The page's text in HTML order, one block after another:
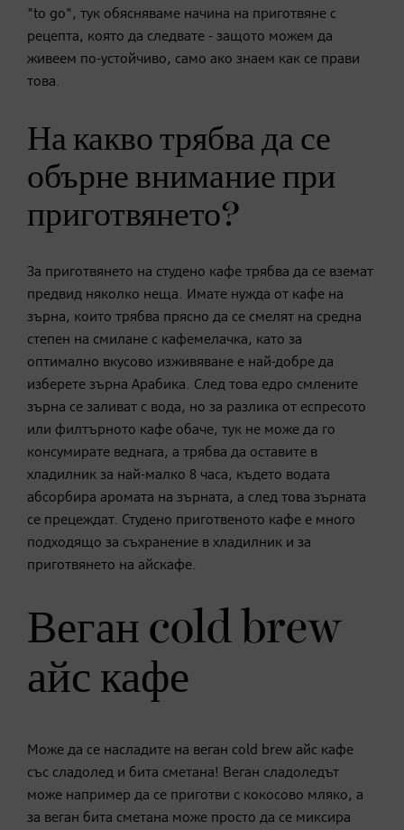
"to go", тук обясняваме начина на приготвяне с
рецепта, която да следвате - защото можем да
живеем по-устойчиво, само ако знаем как се прави
това.
На какво трябва да се
обърне внимание при
приготвянето?
За приготвянето на студено кафе трябва да се вземат
предвид няколко неща. Имате нужда от кафе на
зърна, които трябва прясно да се смелят на средна
степен на смилане с кафемелачка, като за
оптимално вкусово изживяване е най-добре да
изберете зърна Арабика. След това едро смлените
зърна се заливат с вода, но за разлика от еспресото
или филтърното кафе обаче, тук не може да го
консумирате веднага, а трябва да оставите в
хладилник за най-малко 8 часа, където водата
абсорбира аромата на зърната, а след това зърната
се прецеждат. Студено приготвеното кафе е много
подходящо за съхранение в хладилник и за
приготвянето на айскафе.
Веган cold brew
айс кафе
Може да се насладите на веган cold brew айс кафе
със сладолед и бита сметана! Веган сладоледът
може например да се приготви с кокосово мляко, а
за веган бита сметана може просто да се миксира